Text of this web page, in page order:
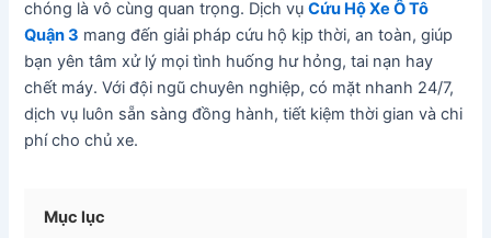
chóng là vô cùng quan trọng. Dịch vụCứu Hộ Xe Ô Tô
Quận 3 mang đến giải pháp cứu hộ kịp thời, an toàn, giúp
bạn yên tâm xử lý mọi tình huống hư hỏng, tai nạn hay
chết máy. Với đội ngũ chuyên nghiệp, có mặt nhanh 24/7,
dịch vụ luôn sẵn sàng đồng hành, tiết kiệm thời gian và chi
phí cho chủ xe.
Mục lục